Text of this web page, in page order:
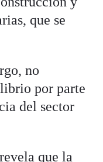
que se
no
por parte
del sector
que la